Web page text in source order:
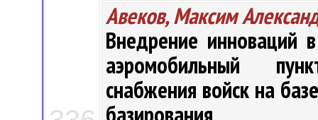
Авеков, Максим
Внедрение инноваций
аэромобильный
снабжения войск на